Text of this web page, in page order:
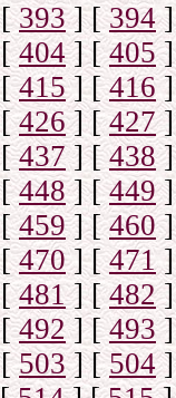
[393] [394]
[404] [405]
[415] [416]
[426] [427]
[437] [438]
[448] [449]
[459] [460]
[470] [471]
[481] [482]
[492] [493]
[503] [504]